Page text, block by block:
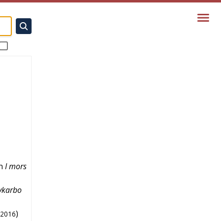
I mors
2016)